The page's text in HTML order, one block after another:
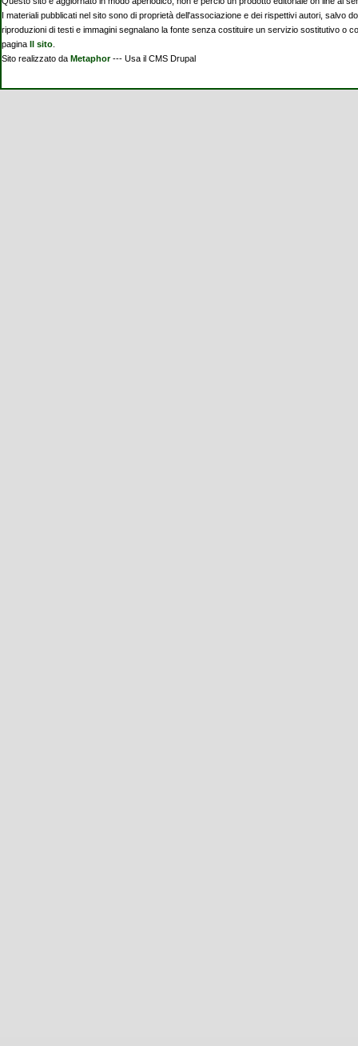
I materiali pubblicati nel sito sono di proprietà dell'associazione e dei rispettivi autori, salvo
riproduzioni di testi e immagini segnalano la fonte senza costituire un servizio sostitutivo o
pagina Il sito
Sito realizzato da Metaphor--- Usa il CMS Drupal